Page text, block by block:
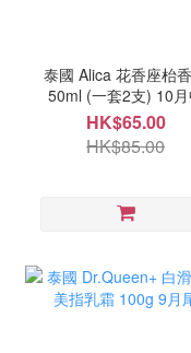
泰國 Alica 花香座枱
50ml (一套2支) 10月
HK$65.00
HK$85.00